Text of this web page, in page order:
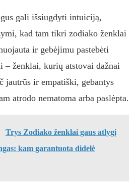
gali išsiugdyti intuiciją,
kad tam tikri zodiako ženklai
ir gebėjimu pastebėti
– ženklai, kurių atstovai dažnai
jautrūs ir empatiški, gebantys
atrodo nematoma arba paslėpta.
Trys Zodiako ženklai gaus atlygį
kam garantuota didelė